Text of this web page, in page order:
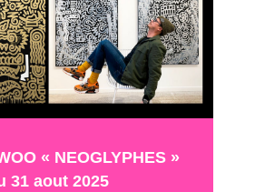
« NEOGLYPHES »
31 aout 2025